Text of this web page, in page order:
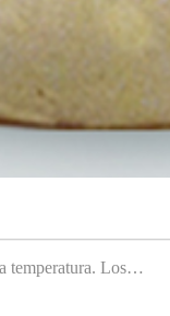
temperatura. Los…